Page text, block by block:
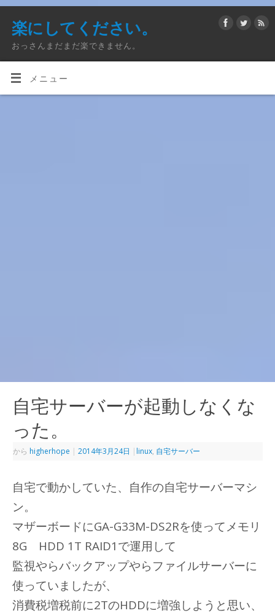
楽にしてください。
おっさんまだまだ楽できません。
メニュー
自宅サーバーが起動しなくな
った。
から higherhope | 2014年3月24日 | linux, 自宅サーバー
自宅で動かしていた、自作の自宅サーバーマシ
ン。
マザーボードにGA-G33M-DS2Rを使ってメモリ
8G HDD 1T RAID1で運用して
監視やらバックアップやらファイルサーバーに
使っていましたが、
消費税増税前に2TのHDDに増強しようと思い、